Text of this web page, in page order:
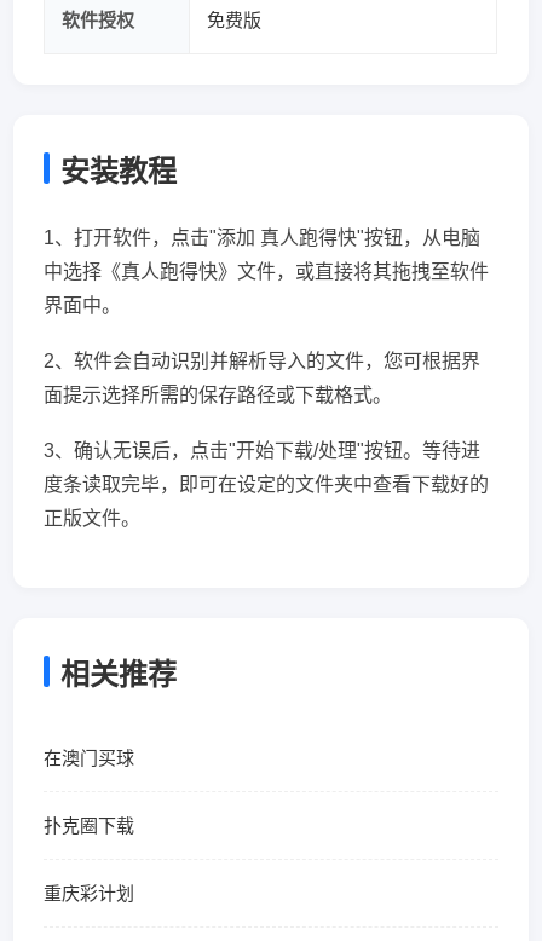
软件授权 免费版
安装教程
1、打开软件，点击"添加 真人跑得快"按钮，从电脑
中选择《真人跑得快》文件，或直接将其拖拽至软件
界面中。
2、软件会自动识别并解析导入的文件，您可根据界
面提示选择所需的保存路径或下载格式。
3、确认无误后，点击"开始下载/处理"按钮。等待进
度条读取完毕，即可在设定的文件夹中查看下载好的
正版文件。
相关推荐
在澳门买球
扑克圈下载
重庆彩计划